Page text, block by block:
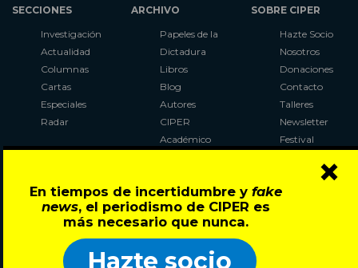
En tiempos de incertidumbre y fake
news, el periodismo de CIPER es
más necesario que nunca.
Hazte socio
×
SECCIONES
Investigación
Actualidad
Columnas
Cartas
Especiales
Radar
ARCHIVO
Papeles de la
Dictadura
Libros
Blog
Autores
CIPER
Académico
Al Plebiscito
con CIPER
SOBRE CIPER
Hazte Socio
Nosotros
Donaciones
Contacto
Talleres
Newsletter
Festival